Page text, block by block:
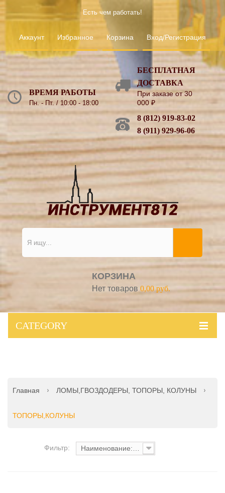
Есть чем работать!
Аккаунт Избранное Корзина Вход/Регистрация
ВРЕМЯ РАБОТЫ
Пн. - Пт. / 10:00 - 18:00
БЕСПЛАТНАЯ
ДОСТАВКА
При заказе от 30
000₽
8 (812) 919-83-02
8 (911) 929-96-06
КОРЗИНА
Нет товаров 0,00 руб.
CATEGORY
Главная ЛОМЫ,ГВОЗДОДЕРЫ, ТОПОРЫ, КОЛУНЫ
ТОПОРЫ,КОЛУНЫ
Фильтр: